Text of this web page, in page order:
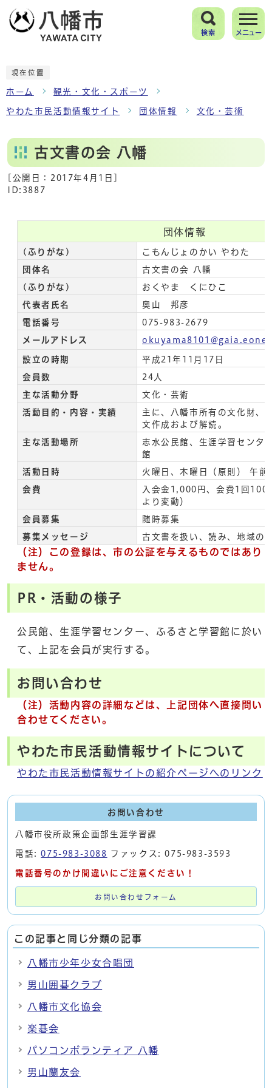
検索 メニュー
現在位置
ホーム 観光・文化・スポーツ
やわた市民活動情報サイト 団体情報 文化・芸術
古文書の会 八幡
[公開日： 2017年4月1日
ID:3887
団体情報
(ふりがな) こもんじょのかい やわた
団体名 古文書の会 八幡
(ふりがな) おくやま くにひこ
代表者氏名 奥山 邦彦
電話番号 075-983-2679
メールアドレス
設立の時期 平成21年11月17日
会員数 24人
主な活動分野 文化・芸術
活動目的・内容・実績
主に、八幡市所有の文化財、
文作成および解読。
主な活動場所
志水公民館、生涯学習センタ
館
活動日時 火曜日、木曜日（原則） 午
会費
入会金1,000円、会費1回100
より変動）
会員募集 随時募集
募集メッセージ 古文書を扱い、読み、地域の
（注）この登録は、市の公証を与えるものではあり
ません。
PR・活動の様子
公民館、生涯学習センター、ふるさと学習館に於い
て、上記を会員が実行する。
お問い合わせ
（注）活動内容の詳細などは、上記団体へ直接問い
合わせてください。
やわた市民活動情報サイトについて
やわた市民活動情報サイトの紹介ページへのリンク
お問い合わせ
八幡市役所政策企画部生涯学習課
電話:075-983-3088 ファックス: 075-983-3593
電話番号のかけ間違いにご注意ください！
お問い合わせフォーム
この記事と同じ分類の記事
八幡市少年少女合唱団
男山囲碁クラブ
八幡市文化協会
楽碁会
パソコンボランティア 八幡
男山蘭友会